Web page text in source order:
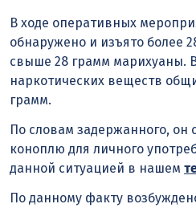
В ходе оперативных
обнаружено и изъято более
свыше 28 грамм марихуаны.
наркотических веществ
грамм.
По словам задержанного, он
коноплю для личного
данной ситуацией в нашем
По данному факту